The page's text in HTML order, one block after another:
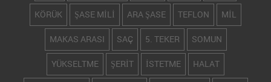
KÖRÜK ŞASE MİLİ ARA ŞASE TEFLON MİL
MAKAS ARASI SAÇ 5. TEKER SOMUN
YÜKSELTME ŞERİT İSTETME HALAT